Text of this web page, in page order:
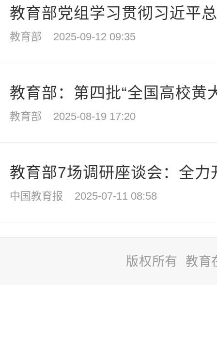
教育部党组学习贯彻习近平
教育部 2025-09-12 09:35
教育部：第四批“全国高校黄
教育部 2025-08-19 17:20
教育部7场调研座谈会：全
中国教育报 2025-07-11 08:58
版权所有 教育